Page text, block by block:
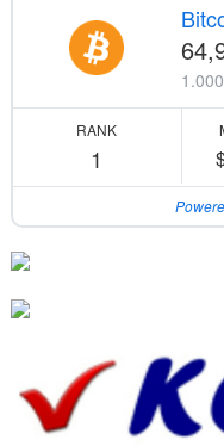
RANK
1